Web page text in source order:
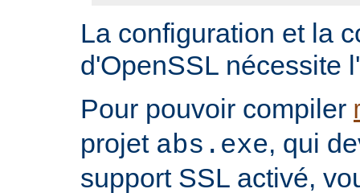
La configuration et la
d'OpenSSL nécessite
Pour pouvoir compiler
projet abs.exe, qui
support SSL activé,